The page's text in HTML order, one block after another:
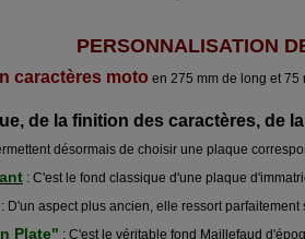
PERSONNALISATION
caractères moto en 275 mm de long et 75
de la finition des caractères, de
désormais de choisir une plaque
: C'est le fond classique d'une plaque
: D'un aspect plus ancien, elle ressort
Plate" : C'est le véritable fond Maillefaud